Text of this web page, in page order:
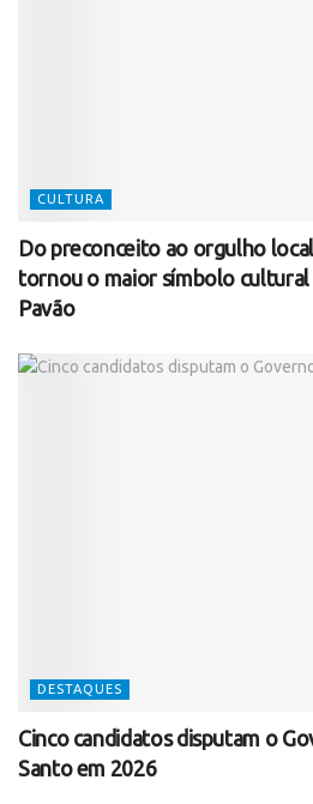
CULTURA
Do preconceito ao orgulho
tornou o maior símbolo cultural
Pavão
DESTAQUES
Cinco candidatos disputam o
Santo em 2026